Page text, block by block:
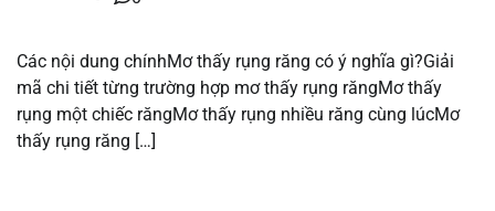
Các nội dung chínhMơ thấy rụng răng có ý nghĩa gì?Giải
mã chi tiết từng trường hợp mơ thấy rụng răngMơ thấy
rụng một chiếc răngMơ thấy rụng nhiều răng cùng lúcMơ
thấy rụng răng […]